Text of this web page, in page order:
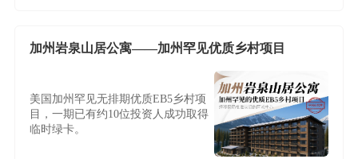
加州岩泉山居公寓——加州罕见优质乡村项目
美国加州罕见无排期优质EB5乡村项
目，一期已有约10位投资人成功取得
临时绿卡。